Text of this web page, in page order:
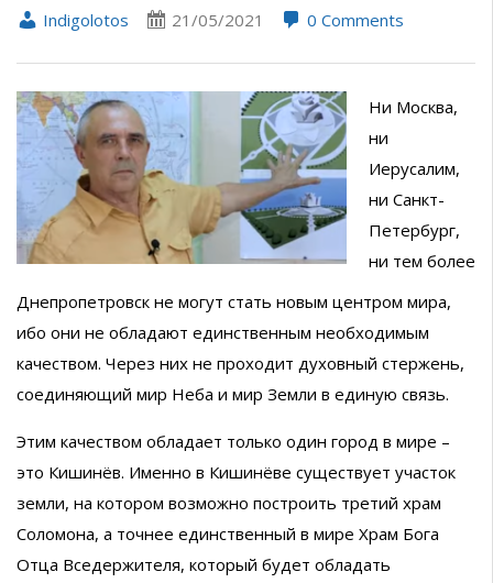
Indigolotos 21/05/2021 0 Comments
Ни Москва,
ни
Иерусалим,
ни Санкт-
Петербург,
ни тем более
Днепропетровск не могут стать новым центром мира,
ибо они не обладают единственным необходимым
качеством. Через них не проходит духовный стержень,
соединяющий мир Неба и мир Земли в единую связь.
Этим качеством обладает только один город в мире –
это Кишинёв. Именно в Кишинёве существует участок
земли, на котором возможно построить третий храм
Соломона, а точнее единственный в мире Храм Бога
Отца Вседержителя, который будет обладать